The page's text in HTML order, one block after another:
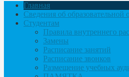
Главная
Сведения об образовательной
Студентам
Правила внутреннего
Замены
Расписание занятий
Расписание звонков
Размещение учебных